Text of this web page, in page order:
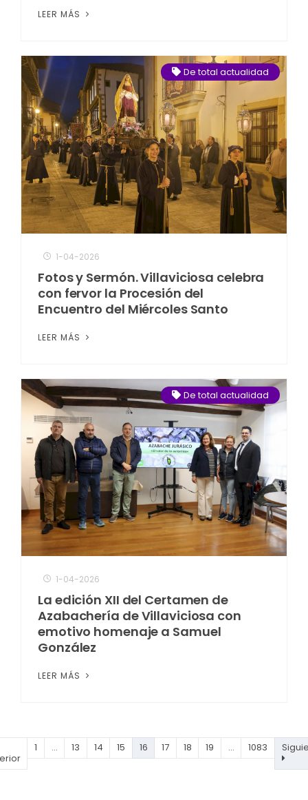
LEER MÁS
De total actualidad
1-04-2026
Fotos y Sermón. Villaviciosa celebra
con fervor la Procesión del
Encuentro del Miércoles Santo
LEER MÁS
De total actualidad
1-04-2026
La edición XII del Certamen de
Azabachería de Villaviciosa con
emotivo homenaje a Samuel
González
LEER MÁS
1 … 13 14 15 16 17 18 19 … 1083